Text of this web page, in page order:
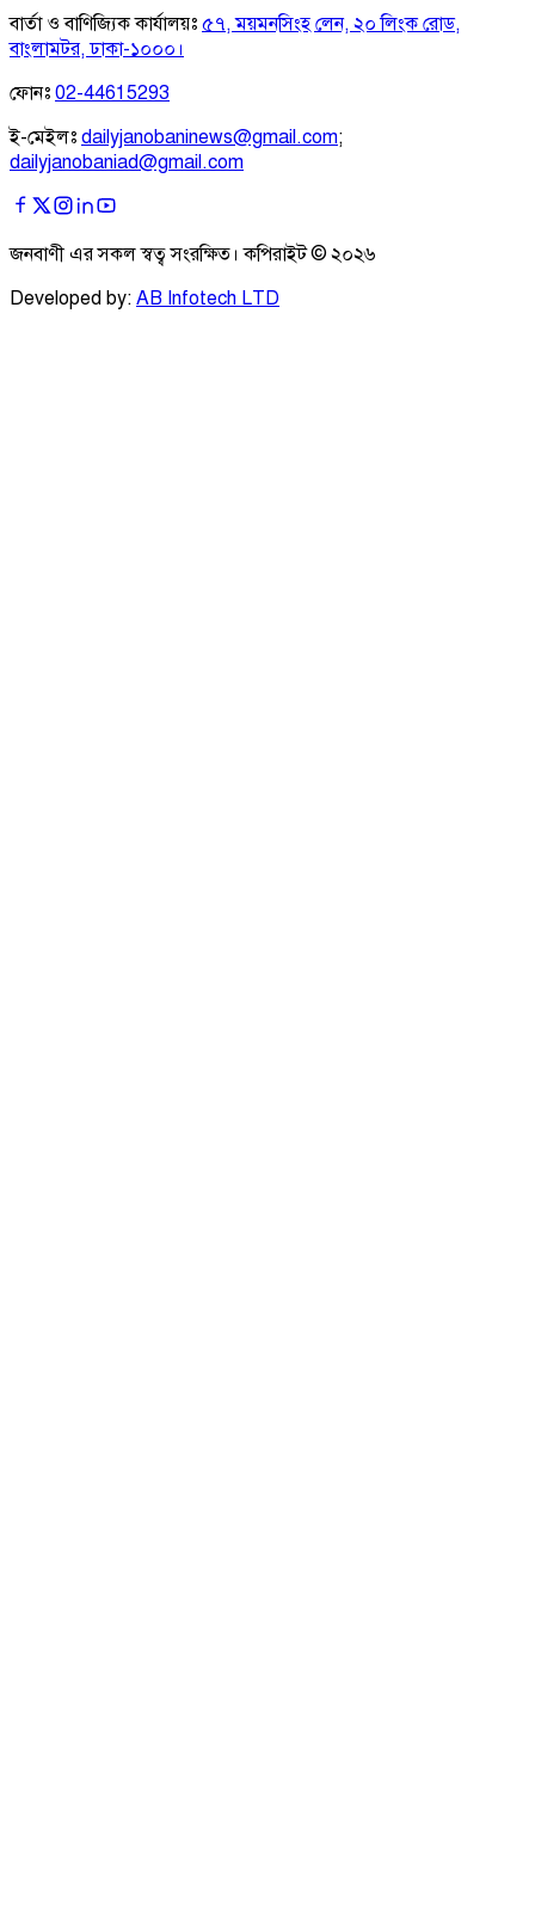
বার্তা ও বাণিজ্যিক কার্যালয়ঃ ৫৭, ময়মনসিংহ লেন, ২০ লিংক রোড,
বাংলামটর, ঢাকা-১০০০।
ফোনঃ 02-44615293
ই-মেইলঃ dailyjanobaninews@gmail.com;
dailyjanobaniad@gmail.com
জনবাণী এর সকল স্বত্ব সংরক্ষিত। কপিরাইট © ২০২৬
Developed by: AB Infotech LTD